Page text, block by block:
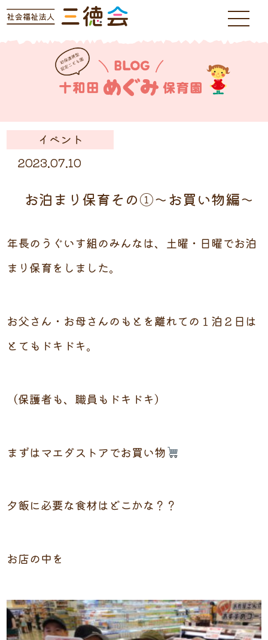
イベント
2023.07.10
お泊まり保育その①～お買い物編～
年長のうぐいす組のみんなは、土曜・日曜でお泊
まり保育をしました。
お父さん・お母さんのもとを離れての１泊２日は
とてもドキドキ。
（保護者も、職員もドキドキ）
まずはマエダストアでお買い物
夕飯に必要な食材はどこかな？？
お店の中を